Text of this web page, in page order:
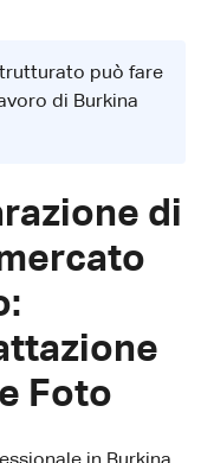
può fare
di Burkina
di
Foto